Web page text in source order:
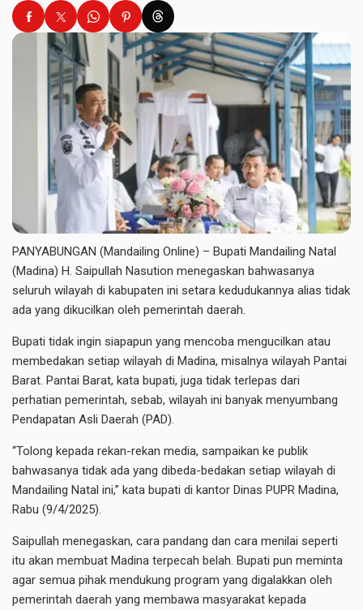
PANYABUNGAN (Mandailing Online) – Bupati Mandailing Natal
(Madina) H. Saipullah Nasution menegaskan bahwasanya
seluruh wilayah di kabupaten ini setara kedudukannya alias tidak
ada yang dikucilkan oleh pemerintah daerah.
Bupati tidak ingin siapapun yang mencoba mengucilkan atau
membedakan setiap wilayah di Madina, misalnya wilayah Pantai
Barat. Pantai Barat, kata bupati, juga tidak terlepas dari
perhatian pemerintah, sebab, wilayah ini banyak menyumbang
Pendapatan Asli Daerah (PAD).
“Tolong kepada rekan-rekan media, sampaikan ke publik
bahwasanya tidak ada yang dibeda-bedakan setiap wilayah di
Mandailing Natal ini,” kata bupati di kantor Dinas PUPR Madina,
Rabu (9/4/2025).
Saipullah menegaskan, cara pandang dan cara menilai seperti
itu akan membuat Madina terpecah belah. Bupati pun meminta
agar semua pihak mendukung program yang digalakkan oleh
pemerintah daerah yang membawa masyarakat kepada